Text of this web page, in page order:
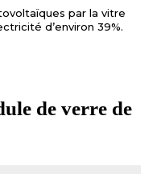
par la vitre
d’environ 39%.
de verre de